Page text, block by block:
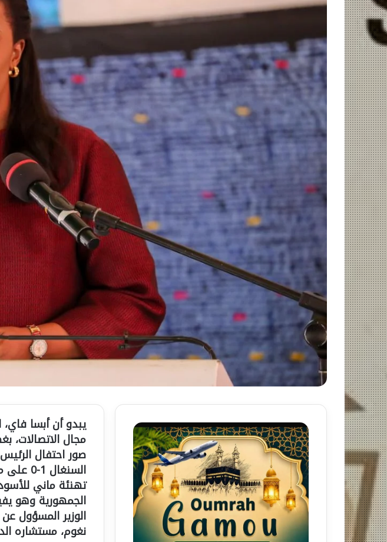
يبدو أن أبسا
مجال الاتصالات،
صور احتفال
تهنئة ماني
الجمهورية وهو
نغوم، مستشاره